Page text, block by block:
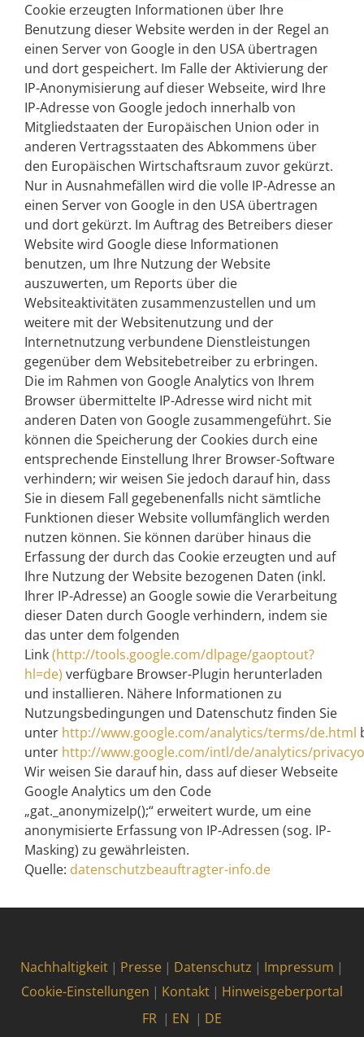
Cookie erzeugten Informationen über Ihre
Benutzung dieser Website werden in der Regel an
einen Server von Google in den USA übertragen
und dort gespeichert. Im Falle der Aktivierung der
IP-Anonymisierung auf dieser Webseite, wird Ihre
IP-Adresse von Google jedoch innerhalb von
Mitgliedstaaten der Europäischen Union oder in
anderen Vertragsstaaten des Abkommens über
den Europäischen Wirtschaftsraum zuvor gekürzt.
Nur in Ausnahmefällen wird die volle IP-Adresse an
einen Server von Google in den USA übertragen
und dort gekürzt. Im Auftrag des Betreibers dieser
Website wird Google diese Informationen
benutzen, um Ihre Nutzung der Website
auszuwerten, um Reports über die
Websiteaktivitäten zusammenzustellen und um
weitere mit der Websitenutzung und der
Internetnutzung verbundene Dienstleistungen
gegenüber dem Websitebetreiber zu erbringen.
Die im Rahmen von Google Analytics von Ihrem
Browser übermittelte IP-Adresse wird nicht mit
anderen Daten von Google zusammengeführt. Sie
können die Speicherung der Cookies durch eine
entsprechende Einstellung Ihrer Browser-Software
verhindern; wir weisen Sie jedoch darauf hin, dass
Sie in diesem Fall gegebenenfalls nicht sämtliche
Funktionen dieser Website vollumfänglich werden
nutzen können. Sie können darüber hinaus die
Erfassung der durch das Cookie erzeugten und auf
Ihre Nutzung der Website bezogenen Daten (inkl.
Ihrer IP-Adresse) an Google sowie die Verarbeitung
dieser Daten durch Google verhindern, indem sie
das unter dem folgenden
Link(http://tools.google.com/dlpage/gaoptout?
hl=de) verfügbare Browser-Plugin herunterladen
und installieren. Nähere Informationen zu
Nutzungsbedingungen und Datenschutz finden Sie
unter http://www.google.com/analytics/terms/de.html
unter http://www.google.com/intl/de/analytics/
Wir weisen Sie darauf hin, dass auf dieser Webseite
Google Analytics um den Code
„gat._anonymizeIp();“ erweitert wurde, um eine
anonymisierte Erfassung von IP-Adressen (sog. IP-
Masking) zu gewährleisten.
Quelle: datenschutzbeauftragter-info.de
Nachhaltigkeit Presse Datenschutz
Impressum
Cookie-Einstellungen
Kontakt
Hinweisgeberportal
FR
EN DE